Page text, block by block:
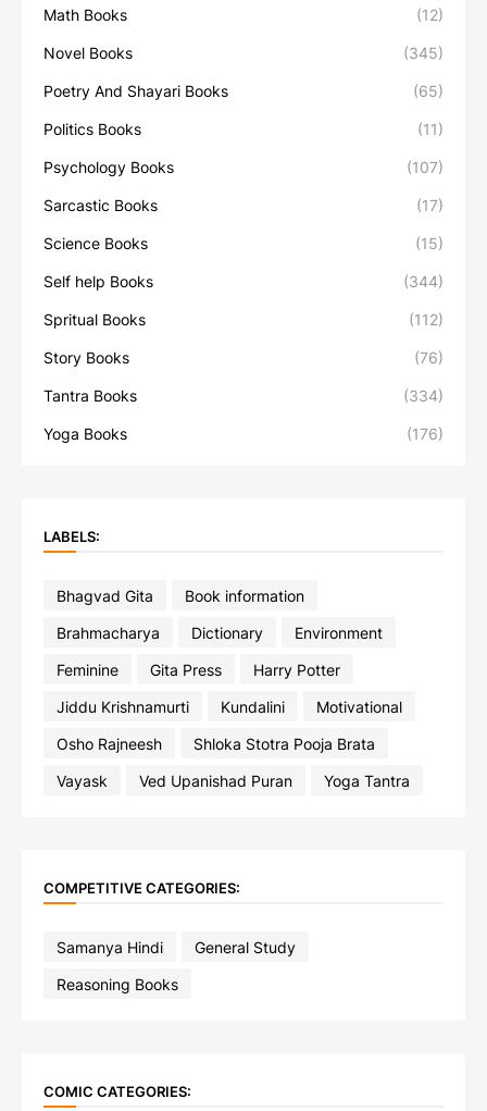
Math Books (12)
Novel Books (345)
Poetry And Shayari Books (65)
Politics Books (11)
Psychology Books (107)
Sarcastic Books (17)
Science Books (15)
Self help Books (344)
Spritual Books (112)
Story Books (76)
Tantra Books (334)
Yoga Books (176)
LABELS:
Bhagvad Gita
Book information
Brahmacharya
Dictionary
Environment
Feminine
Gita Press
Harry Potter
Jiddu Krishnamurti
Kundalini
Motivational
Osho Rajneesh
Shloka Stotra Pooja Brata
Vayask
Ved Upanishad Puran Yoga Tantra
COMPETITIVE CATEGORIES:
Samanya Hindi
General Study
Reasoning Books
COMIC CATEGORIES: